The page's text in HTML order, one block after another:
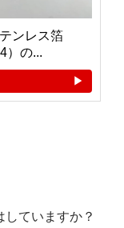
ンレス箔
）の...
ていますか？